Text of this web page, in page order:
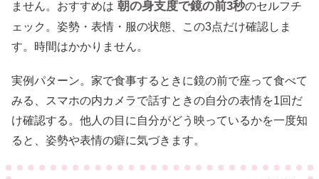
ません。おすすめは 朝の身支度で鏡の前3秒のセルフチ
ェック。姿勢・表情・服の状態、この3点だけ確認しま
す。時間はかかりません。
実例パターン。家で食事するときに鏡の前で座って食べて
みる、スマホの内カメラで話すときの自分の表情を1回だ
け確認する。他人の目に自分がどう映っているかを一度知
ると、姿勢や表情の癖に気づきます。